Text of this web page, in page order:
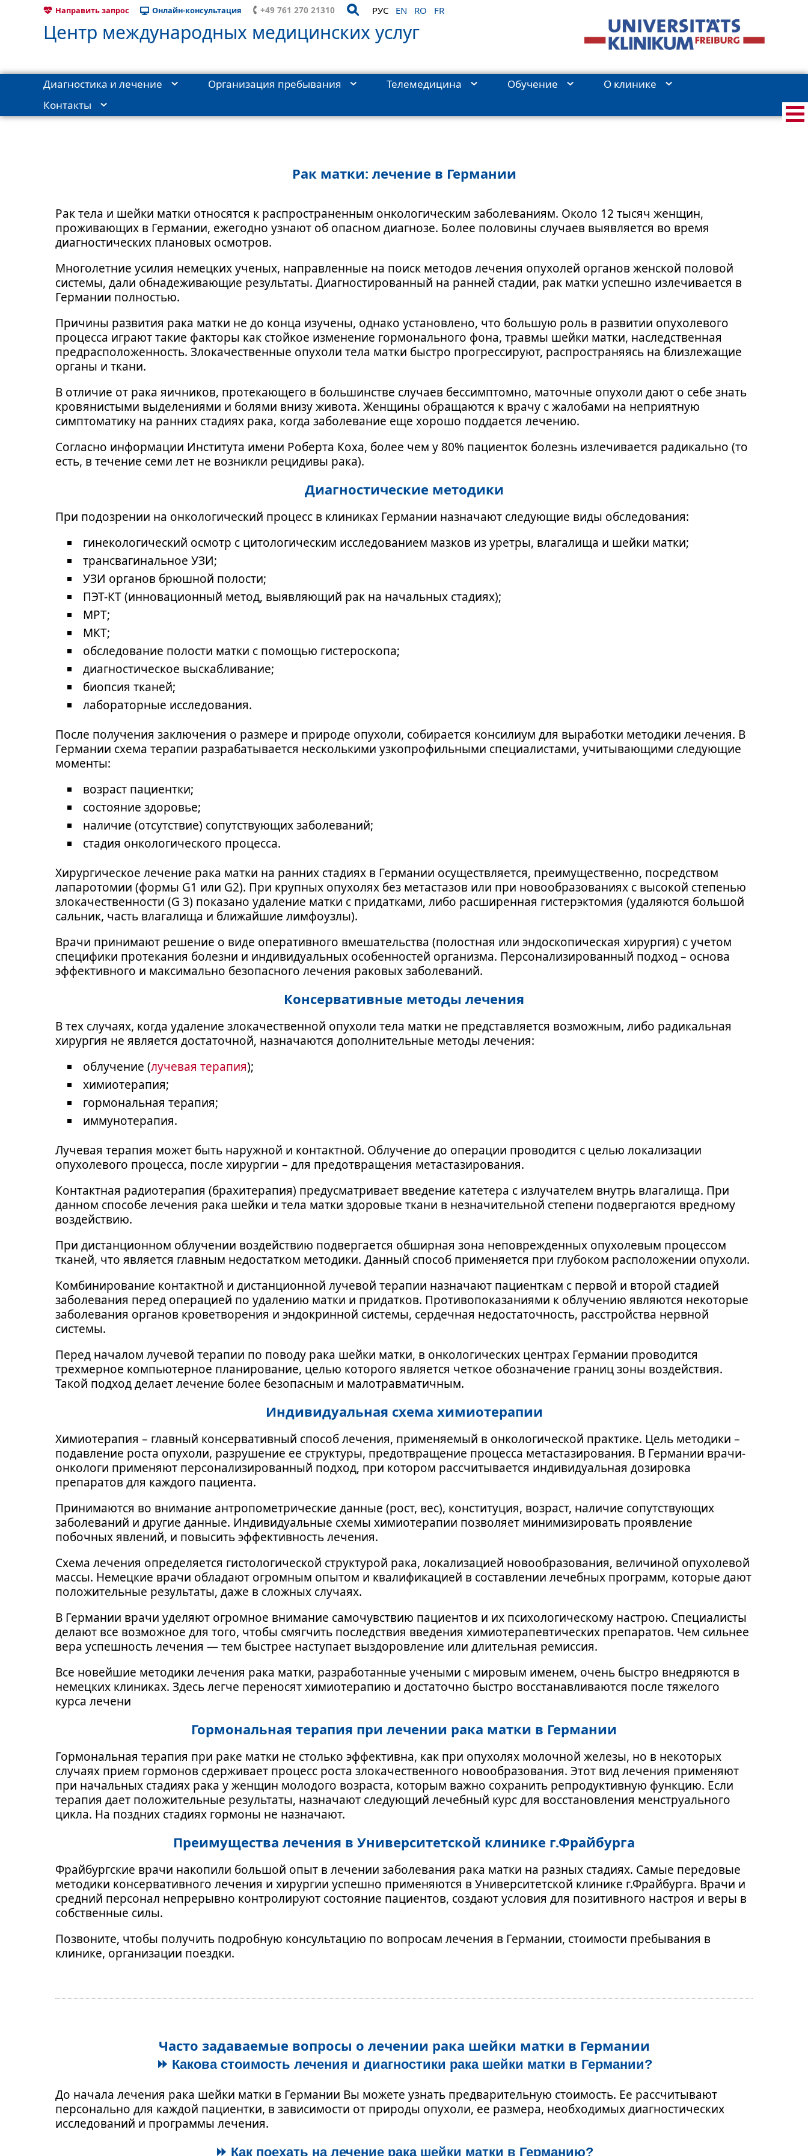
Направить запрос Онлайн-консультация +49 761 270 21310 РУС EN RO FR
Центр международных медицинских услуг
Диагностика и лечение Организация пребывания Телемедицина Обучение
О клиникe
Контакты
Главная›О клиникe ›
Рак матки: лечение в Германии
Рак тела и шейки матки относятся к распространенным онкологическим заболеваниям. Около 12 тысяч женщин,
проживающих в Германии, ежегодно узнают об опасном диагнозе. Более половины случаев выявляется во время
диагностических плановых осмотров.
Многолетние усилия немецких ученых, направленные на поиск методов лечения опухолей органов женской половой
системы, дали обнадеживающие результаты. Диагностированный на ранней стадии, рак матки успешно излечивается в
Германии полностью.
Причины развития рака матки не до конца изучены, однако установлено, что большую роль в развитии опухолевого
процесса играют такие факторы как стойкое изменение гормонального фона, травмы шейки матки, наследственная
предрасположенность. Злокачественные опухоли тела матки быстро прогрессируют, распространяясь на близлежащие
органы и ткани.
В отличие от рака яичников, протекающего в большинстве случаев бессимптомно, маточные опухоли дают о себе знать
кровянистыми выделениями и болями внизу живота. Женщины обращаются к врачу с жалобами на неприятную
симптоматику на ранних стадиях рака, когда заболевание еще хорошо поддается лечению.
Согласно информации Института имени Роберта Коха, более чем у 80% пациенток болезнь излечивается радикально (то
есть, в течение семи лет не возникли рецидивы рака).
Диагностические методики
При подозрении на онкологический процесс в клиниках Германии назначают следующие виды обследования:
гинекологический осмотр с цитологическим исследованием мазков из уретры, влагалища и шейки матки;
трансвагинальное УЗИ;
УЗИ органов брюшной полости;
ПЭТ-КТ (инновационный метод, выявляющий рак на начальных стадиях);
МРТ;
МКТ;
обследование полости матки с помощью гистероскопа;
диагностическое выскабливание;
биопсия тканей;
лабораторные исследования.
После получения заключения о размере и природе опухоли, собирается консилиум для выработки методики лечения. В
Германии схема терапии разрабатывается несколькими узкопрофильными специалистами, учитывающими следующие
моменты:
возраст пациентки;
состояние здоровье;
наличие (отсутствие) сопутствующих заболеваний;
стадия онкологического процесса.
Хирургическое лечение рака матки на ранних стадиях в Германии осуществляется, преимущественно, посредством
лапаротомии (формы G1 или G2). При крупных опухолях без метастазов или при новообразованиях с высокой степенью
злокачественности (G 3) показано удаление матки с придатками, либо расширенная гистерэктомия (удаляются большой
сальник, часть влагалища и ближайшие лимфоузлы).
Врачи принимают решение о виде оперативного вмешательства (полостная или эндоскопическая хирургия) с учетом
специфики протекания болезни и индивидуальных особенностей организма. Персонализированный подход – основа
эффективного и максимально безопасного лечения раковых заболеваний.
Консервативные методы лечения
В тех случаях, когда удаление злокачественной опухоли тела матки не представляется возможным, либо радикальная
хирургия не является достаточной, назначаются дополнительные методы лечения:
облучение (лучевая терапия);
химиотерапия;
гормональная терапия;
иммунотерапия.
Лучевая терапия может быть наружной и контактной. Облучение до операции проводится с целью локализации
опухолевого процесса, после хирургии – для предотвращения метастазирования.
Контактная радиотерапия (брахитерапия) предусматривает введение катетера с излучателем внутрь влагалища. При
данном способе лечения рака шейки и тела матки здоровые ткани в незначительной степени подвергаются вредному
воздействию.
При дистанционном облучении воздействию подвергается обширная зона неповрежденных опухолевым процессом
тканей, что является главным недостатком методики. Данный способ применяется при глубоком расположении опухоли.
Комбинирование контактной и дистанционной лучевой терапии назначают пациенткам с первой и второй стадией
заболевания перед операцией по удалению матки и придатков. Противопоказаниями к облучению являются некоторые
заболевания органов кроветворения и эндокринной системы, сердечная недостаточность, расстройства нервной
системы.
Перед началом лучевой терапии по поводу рака шейки матки, в онкологических центрах Германии проводится
трехмерное компьютерное планирование, целью которого является четкое обозначение границ зоны воздействия.
Такой подход делает лечение более безопасным и малотравматичным.
Индивидуальная схема химиотерапии
Химиотерапия – главный консервативный способ лечения, применяемый в онкологической практике. Цель методики –
подавление роста опухоли, разрушение ее структуры, предотвращение процесса метастазирования. В Германии врачи-
онкологи применяют персонализированный подход, при котором рассчитывается индивидуальная дозировка
препаратов для каждого пациента.
Принимаются во внимание антропометрические данные (рост, вес), конституция, возраст, наличие сопутствующих
заболеваний и другие данные. Индивидуальные схемы химиотерапии позволяет минимизировать проявление
побочных явлений, и повысить эффективность лечения.
Схема лечения определяется гистологической структурой рака, локализацией новообразования, величиной опухолевой
массы. Немецкие врачи обладают огромным опытом и квалификацией в составлении лечебных программ, которые дают
положительные результаты, даже в сложных случаях.
В Германии врачи уделяют огромное внимание самочувствию пациентов и их психологическому настрою. Специалисты
делают все возможное для того, чтобы смягчить последствия введения химиотерапевтических препаратов. Чем сильнее
вера успешность лечения — тем быстрее наступает выздоровление или длительная ремиссия.
Все новейшие методики лечения рака матки, разработанные учеными с мировым именем, очень быстро внедряются в
немецких клиниках. Здесь легче переносят химиотерапию и достаточно быстро восстанавливаются после тяжелого
курса лечени
Гормональная терапия при лечении рака матки в Германии
Гормональная терапия при раке матки не столько эффективна, как при опухолях молочной железы, но в некоторых
случаях прием гормонов сдерживает процесс роста злокачественного новообразования. Этот вид лечения применяют
при начальных стадиях рака у женщин молодого возраста, которым важно сохранить репродуктивную функцию. Если
терапия дает положительные результаты, назначают следующий лечебный курс для восстановления менструального
цикла. На поздних стадиях гормоны не назначают.
Преимущества лечения в Университетской клинике г.Фрайбурга
Фрайбургские врачи накопили большой опыт в лечении заболевания рака матки на разных стадиях. Самые передовые
методики консервативного лечения и хирургии успешно применяются в Университетской клинике г.Фрайбурга. Врачи и
средний персонал непрерывно контролируют состояние пациентов, создают условия для позитивного настроя и веры в
собственные силы.
Позвоните, чтобы получить подробную консультацию по вопросам лечения в Германии, стоимости пребывания в
клинике, организации поездки.
Часто задаваемые вопросы о лечении рака шейки матки в Германии
⏩️ Какова стоимость лечения и диагностики рака шейки матки в Германии?
До начала лечения рака шейки матки в Германии Вы можете узнать предварительную стоимость. Ее рассчитывают
персонально для каждой пациентки, в зависимости от природы опухоли, ее размера, необходимых диагностических
исследований и программы лечения.
⏩ Как поехать на лечение рака шейки матки в Германию?